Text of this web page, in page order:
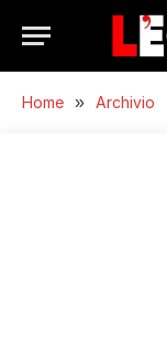
Home » Archivio